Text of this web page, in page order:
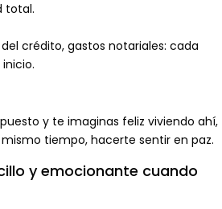
total.
crédito, gastos notariales: cada
y te imaginas feliz viviendo ahí,
tiempo, hacerte sentir en paz.
y emocionante cuando